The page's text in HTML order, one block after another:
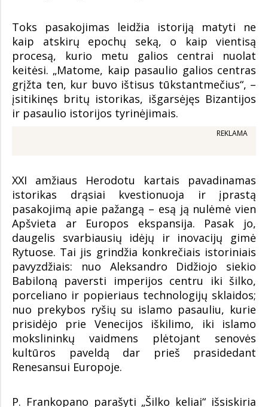
Toks pasakojimas leidžia istoriją matyti ne
kaip atskirų epochų seką, o kaip vientisą
procesą, kurio metu galios centrai nuolat
keitėsi. „Matome, kaip pasaulio galios centras
grįžta ten, kur buvo ištisus tūkstantmečius“, –
įsitikinęs britų istorikas, išgarsėjęs Bizantijos
ir pasaulio istorijos tyrinėjimais.
REKLAMA
XXI amžiaus Herodotu kartais pavadinamas
istorikas drąsiai kvestionuoja ir įprastą
pasakojimą apie pažangą – esą ją nulėmė vien
Apšvieta ar Europos ekspansija. Pasak jo,
daugelis svarbiausių idėjų ir inovacijų gimė
Rytuose. Tai jis grindžia konkrečiais istoriniais
pavyzdžiais: nuo Aleksandro Didžiojo siekio
Babiloną paversti imperijos centru iki šilko,
porceliano ir popieriaus technologijų sklaidos;
nuo prekybos ryšių su islamo pasauliu, kurie
prisidėjo prie Venecijos iškilimo, iki islamo
mokslininkų vaidmens plėtojant senovės
kultūros paveldą dar prieš prasidedant
Renesansui Europoje.
P. Frankopano parašyti „Šilko keliai“ išsiskiria